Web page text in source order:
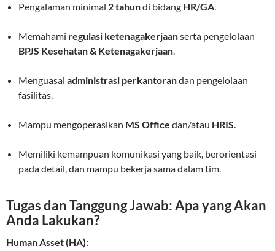
Pengalaman minimal 2 tahundi bidang HR/GA.
Memahami regulasi ketenagakerjaanserta pengelolaan
BPJS Kesehatan & Ketenagakerjaan.
Menguasai administrasi perkantorandan pengelolaan
fasilitas.
Mampu mengoperasikan MS Office dan/atau HRIS.
Memiliki kemampuan komunikasi yang baik, berorientasi
pada detail, dan mampu bekerja sama dalam tim.
Tugas dan Tanggung Jawab: Apa yang Akan
Anda Lakukan?
Human Asset (HA):